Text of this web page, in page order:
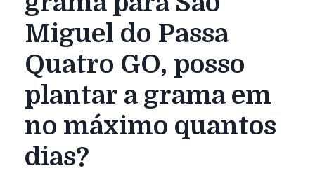
Miguel do Passa
Quatro GO, posso
plantar a grama em
no máximo quantos
dias?